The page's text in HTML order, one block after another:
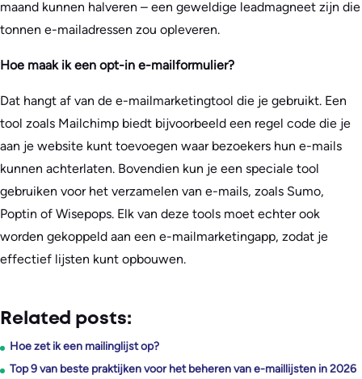
maand kunnen halveren – een geweldige leadmagneet zijn die
tonnen e-mailadressen zou opleveren.
Hoe maak ik een opt-in e-mailformulier?
Dat hangt af van de e-mailmarketingtool die je gebruikt. Een
tool zoals Mailchimp biedt bijvoorbeeld een regel code die je
aan je website kunt toevoegen waar bezoekers hun e-mails
kunnen achterlaten. Bovendien kun je een speciale tool
gebruiken voor het verzamelen van e-mails, zoals Sumo,
Poptin of Wisepops. Elk van deze tools moet echter ook
worden gekoppeld aan een e-mailmarketingapp, zodat je
effectief lijsten kunt opbouwen.
Related posts:
Hoe zet ik een mailinglijst op?
Top 9 van beste praktijken voor het beheren van e-maillijsten in 2026